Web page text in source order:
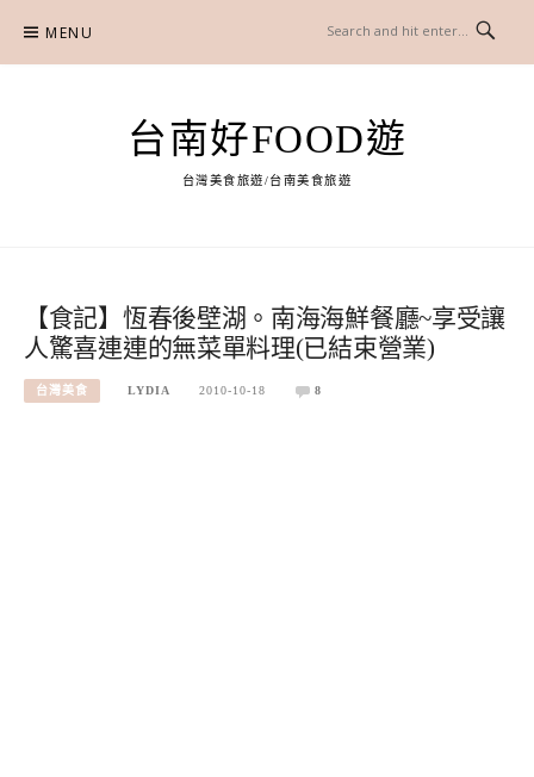
content
MENU
台南好FOOD遊
台灣美食旅遊/台南美食旅遊
【食記】恆春後壁湖。南海海鮮餐廳~享受讓
人驚喜連連的無菜單料理(已結束營業)
台灣美食 LYDIA 2010-10-18 8